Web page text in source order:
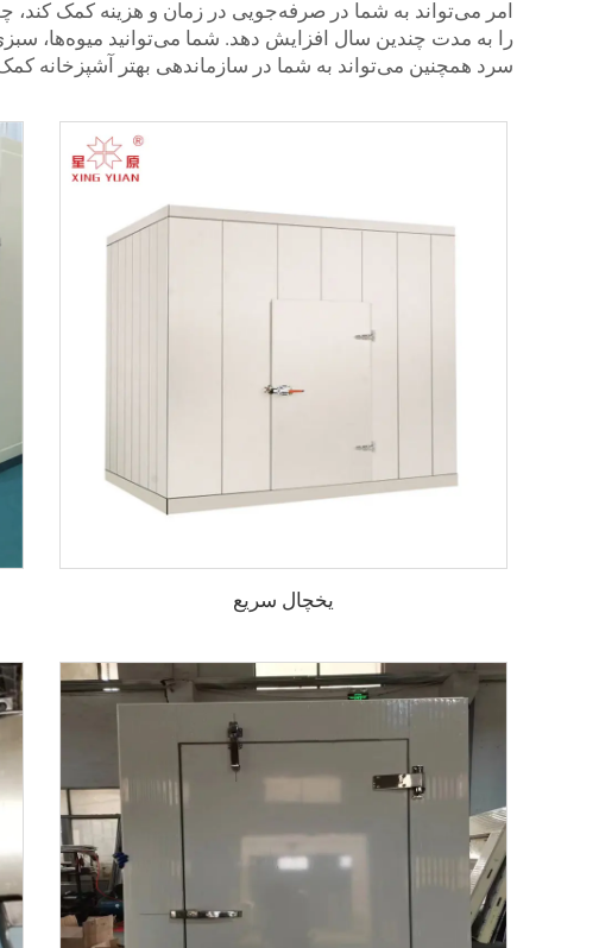
امر می‌تواند به شما در صرفه‌جویی در زمان و هزینه کمک کند،
را به مدت چندین سال افزایش دهد. شما می‌توانید میوه‌ها،
سرد همچنین می‌تواند به شما در سازماندهی بهتر آشپزخانه
یخچال سریع